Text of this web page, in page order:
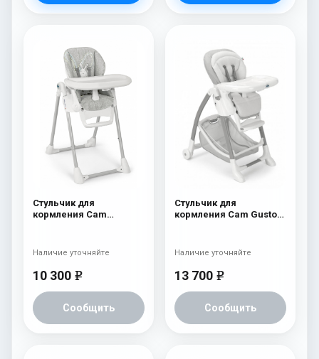
Стульчик для
кормления Cam
10 300 e
Сообщить
Наличие уточняйте
Стульчик для
кормления Cam Gusto
13 700 e
Сообщить
Наличие уточняйте